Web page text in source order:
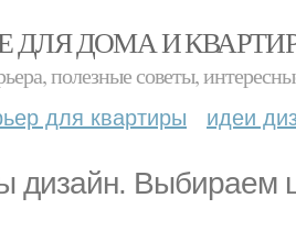
ДЛЯ ДОМА И
полезные советы,
для квартиры идеи
дизайн. Выбираем